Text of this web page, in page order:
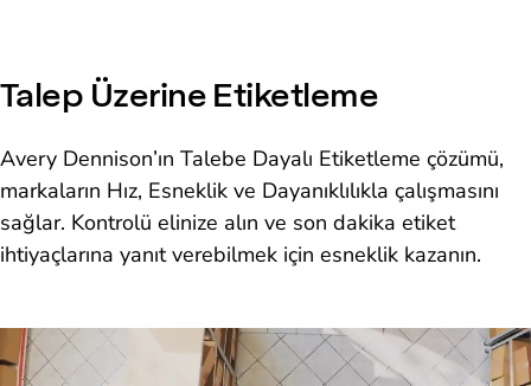
Talep Üzerine Etiketleme
Avery Dennison’ın Talebe Dayalı Etiketleme çözümü,
markaların Hız, Esneklik ve Dayanıklılıkla çalışmasını
sağlar. Kontrolü elinize alın ve son dakika etiket
ihtiyaçlarına yanıt verebilmek için esneklik kazanın.